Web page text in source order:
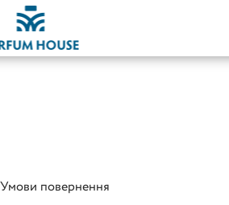
Умови повернення